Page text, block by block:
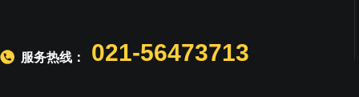
服务热线： 021-56473713